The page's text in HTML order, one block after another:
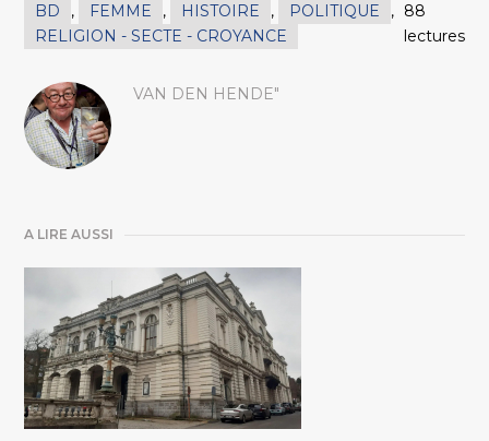
BD , FEMME , HISTOIRE , POLITIQUE
,
RELIGION - SECTE - CROYANCE
88
lectures
VAN DEN HENDE"
A LIRE AUSSI